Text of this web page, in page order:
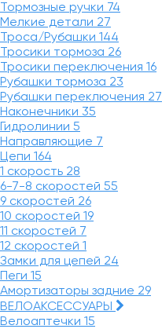
Тормозные ручки 74
Мелкие детали 27
Троса/Рубашки 144
Тросики тормоза 26
Тросики переключения 16
Рубашки тормоза 23
Рубашки переключения 27
Наконечники 35
Гидролинии 5
Направляющие 7
Цепи 164
1 скорость 28
6-7-8 скоростей 55
9 скоростей 26
10 скоростей 19
11 скоростей 7
12 скоростей 1
Замки для цепей 24
Пеги 15
Амортизаторы задние 29
ВЕЛОАКСЕССУАРЫ
Велоаптечки 15